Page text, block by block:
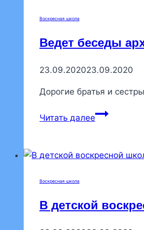
«Кинония»
участие
собрании
Воскресная школа
Ведет беседы
23.09.202023.09.2020
Дорогие братья и
Читать далееВедет
нашего
Евменовна
Воскресная школа
В детской